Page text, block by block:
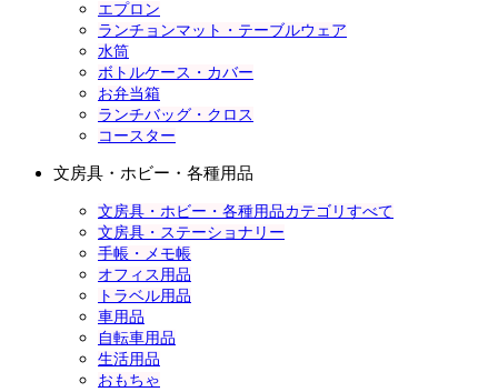
エプロン
ランチョンマット・テーブルウェア
水筒
ボトルケース・カバー
お弁当箱
ランチバッグ・クロス
コースター
文房具・ホビー・各種用品
文房具・ホビー・各種用品カテゴリすべて
文房具・ステーショナリー
手帳・メモ帳
オフィス用品
トラベル用品
車用品
自転車用品
生活用品
おもちゃ